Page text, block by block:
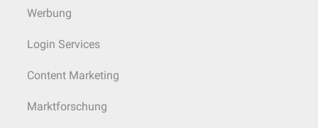
Werbung
Login Services
Content Marketing
Marktforschung